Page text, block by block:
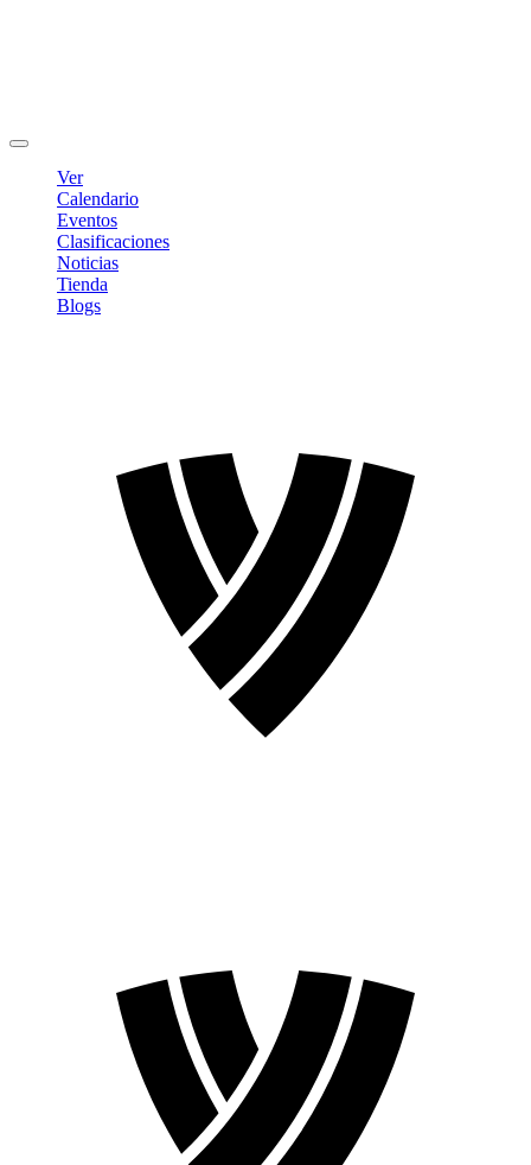
Ver
Calendario
Eventos
Clasificaciones
Noticias
Tienda
Blogs